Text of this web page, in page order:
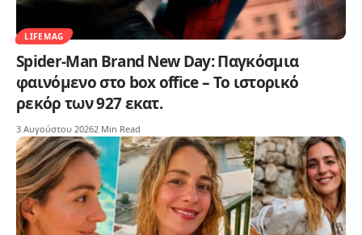
LIFEMAG
Spider-Man Brand New Day: Παγκόσμια
φαινόμενο στο box office – Το ιστορικό
ρεκόρ των 927 εκατ.
3 Αυγούστου 20262 Min Read